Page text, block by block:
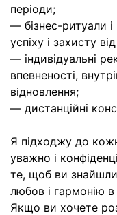
періоди;
— бізнес-ритуали
успіху і захисту
— індивідуальні
впевненості,
відновлення;
— дистанційні
Я підходжу до
уважно і
те, щоб ви знайшли
любов і гармонію в
Якщо ви хочете